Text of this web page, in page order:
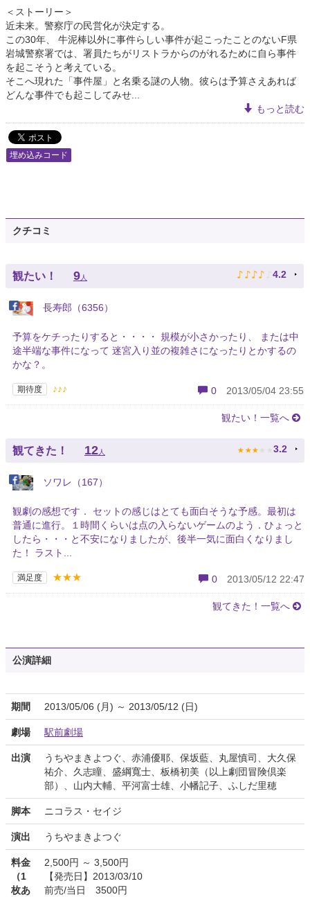
＜ストーリー＞
近未来。警察庁の民営化が決定する。
この30年、 牛泥棒以外に事件らしい事件が起こったことのないF県
岩城警察署では、署員たちがリストラからのがれるために自ら事件
を起こそうと考えている。
そこへ現れた「事件屋」と名乗る謎の人物。彼らは予算さえあれば
どんな事件でも起こしてみせ...
もっと読む
埋め込みコード
クチコミ
観たい！ 9人 ♪ ♪ ♪ ♪ ♪ 4.2
長寿郎（6356）
予算をケチったりすると・・・・ 規模が小さかったり、 または中
途半端な事件になって 迷宮入り並の複雑さになったりとかするの
かな？。
期待度 ♪♪♪ 0 2013/05/04 23:55
観たい！一覧へ
観てきた！ 12 人 ★ ★ ★ ★ ★ 3.2
ソワレ（167）
観劇の感想です． セットの感じはとても面白そうな予感。最初は
普通に進行。１時間くらいは点の入らないゲームのよう．ひょっと
したら・・・と不安になりましたが、後半一気に面白くなりまし
た！ ラスト...
満足度 ★★★ 0 2013/05/12 22:47
観てきた！一覧へ
公演詳細
期間 2013/05/06 (月) ～ 2013/05/12 (日)
劇場 駅前劇場
出演
うちやまきよつぐ、赤浦優耶、保坂藍、丸屋慎司、大久保
祐介、久志瞳、盛綱寬士、板橋初美（以上劇団冒険倶楽
部）、山内大輔、平河富士雄、小幡記子、ふしだ里穂
脚本 ニコラス・セイジ
演出 うちやまきよつぐ
料金
（1
枚あ
2,500円 ～ 3,500円
【発売日】2013/03/10
前売/当日 3500円